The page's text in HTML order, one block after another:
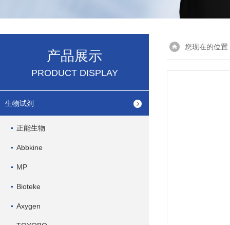
产品展示
PRODUCT DISPLAY
生物试剂
正能生物
Abbkine
MP
Bioteke
Axygen
您现在的位置